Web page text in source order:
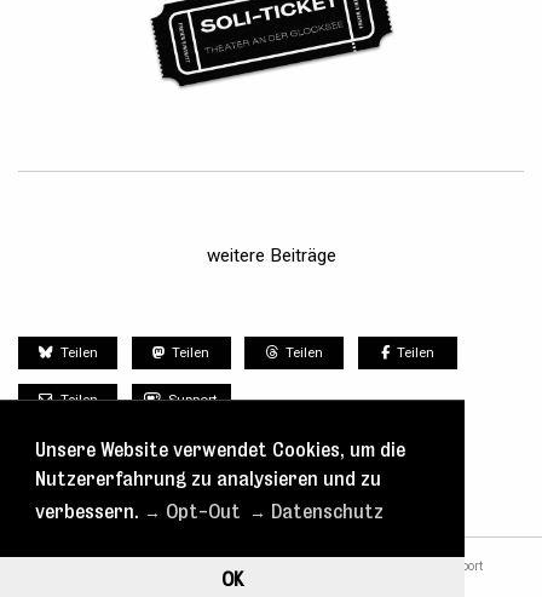
Unsere Website verwendet Cookies, um die
Nutzererfahrung zu analysieren und zu
verbessern. → Opt-Out → Datenschutz
OK
weitere Beiträge
Teilen Teilen Teilen Teilen
Teilen Support
Support